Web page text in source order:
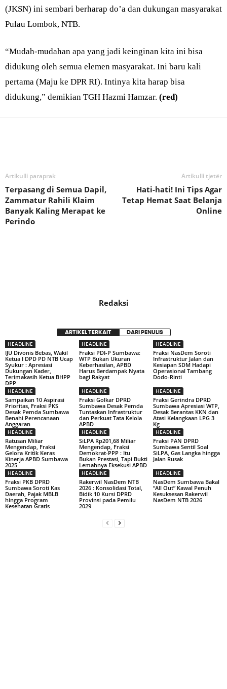
(JKSN) ini sembari berharap do’a dan dukungan masyarakat
Pulau Lombok, NTB.
“Mudah-mudahan apa yang jadi keinginan kita ini bisa
didukung oleh semua elemen masyarakat. Ini baru kali
pertama (Maju ke DPR RI). Intinya kita harap bisa
didukung,” demikian TGH Hazmi Hamzar. (red)
Artikulli paraprak
Terpasang di Semua Dapil,
Zammatur Rahili Klaim
Banyak Kaling Merapat ke
Perindo
Artikulli tjetër
Hati-hati! Ini Tips Agar
Tetap Hemat Saat Belanja
Online
Redaksi
ARTIKEL TERKAIT DARI PENULIS
HEADLINE
IJU Divonis Bebas, Wakil
Ketua I DPD PD NTB Ucap
Syukur : Apresiasi
Dukungan Kader,
Terimakasih Ketua BHPP
DPP
HEADLINE
Fraksi PDI-P Sumbawa:
WTP Bukan Ukuran
Keberhasilan, APBD
Harus Berdampak Nyata
bagi Rakyat
HEADLINE
Fraksi NasDem Soroti
Infrastruktur Jalan dan
Kesiapan SDM Hadapi
Operasional Tambang
Dodo-Rinti
HEADLINE
Sampaikan 10 Aspirasi
Prioritas, Fraksi PKS
Desak Pemda Sumbawa
Benahi Perencanaan
Anggaran
HEADLINE
Fraksi Golkar DPRD
Sumbawa Desak Pemda
Tuntaskan Infrastruktur
dan Perkuat Tata Kelola
APBD
HEADLINE
Fraksi Gerindra DPRD
Sumbawa Apresiasi WTP,
Desak Berantas KKN dan
Atasi Kelangkaan LPG 3
Kg
HEADLINE
Ratusan Miliar
Mengendap, Fraksi
Gelora Kritik Keras
Kinerja APBD Sumbawa
2025
HEADLINE
SiLPA Rp201,68 Miliar
Mengendap, Fraksi
Demokrat-PPP : Itu
Bukan Prestasi, Tapi Bukti
Lemahnya Eksekusi APBD
HEADLINE
Fraksi PAN DPRD
Sumbawa Sentil Soal
SiLPA, Gas Langka hingga
Jalan Rusak
HEADLINE
Fraksi PKB DPRD
Sumbawa Soroti Kas
Daerah, Pajak MBLB
hingga Program
Kesehatan Gratis
HEADLINE
Rakerwil NasDem NTB
2026 : Konsolidasi Total,
Bidik 10 Kursi DPRD
Provinsi pada Pemilu
2029
HEADLINE
NasDem Sumbawa Bakal
“All Out” Kawal Penuh
Kesuksesan Rakerwil
NasDem NTB 2026